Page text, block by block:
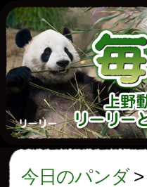
今日のパンダ>